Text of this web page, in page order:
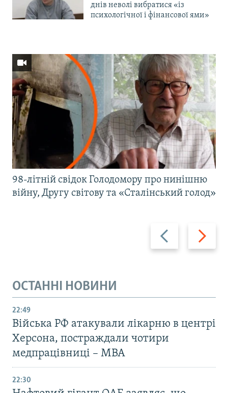
днів неволі вибратися «із
психологічної і фінансової ями»
Назад Вперед
98-літній свідок Голодомору про нинішню
війну, Другу світову та «Сталінський голод»
ОСТАННІ НОВИНИ
22:49
Війська РФ атакували лікарню в центрі
Херсона, постраждали чотири
медпрацівниці – МВА
22:30